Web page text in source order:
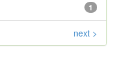
1
next >